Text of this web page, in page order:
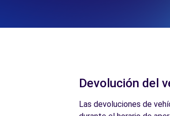
Devolución del
Las devoluciones de